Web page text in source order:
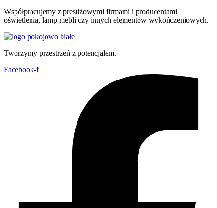
Współpracujemy z prestiżowymi firmami i producentami
oświetlenia, lamp mebli czy innych elementów wykończeniowych.
Tworzymy przestrzeń z potencjałem.
Facebook-f